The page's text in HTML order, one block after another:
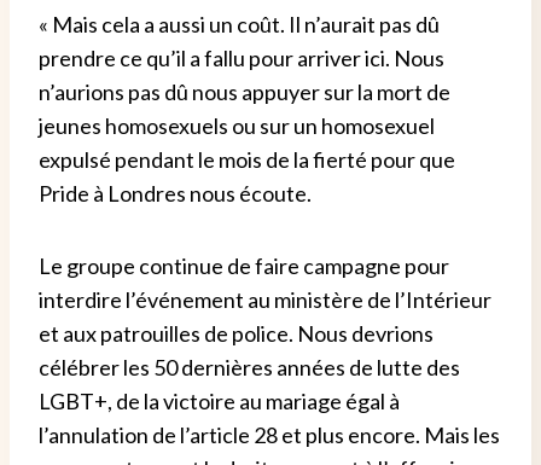
« Mais cela a aussi un coût. Il n’aurait pas dû
prendre ce qu’il a fallu pour arriver ici. Nous
n’aurions pas dû nous appuyer sur la mort de
jeunes homosexuels ou sur un homosexuel
expulsé pendant le mois de la fierté pour que
Pride à Londres nous écoute.
Le groupe continue de faire campagne pour
interdire l’événement au ministère de l’Intérieur
et aux patrouilles de police. Nous devrions
célébrer les 50 dernières années de lutte des
LGBT+, de la victoire au mariage égal à
l’annulation de l’article 28 et plus encore. Mais les